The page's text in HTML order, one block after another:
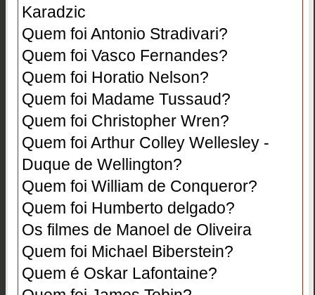
Karadzic
Quem foi Antonio Stradivari?
Quem foi Vasco Fernandes?
Quem foi Horatio Nelson?
Quem foi Madame Tussaud?
Quem foi Christopher Wren?
Quem foi Arthur Colley Wellesley -
Duque de Wellington?
Quem foi William de Conqueror?
Quem foi Humberto delgado?
Os filmes de Manoel de Oliveira
Quem foi Michael Biberstein?
Quem é Oskar Lafontaine?